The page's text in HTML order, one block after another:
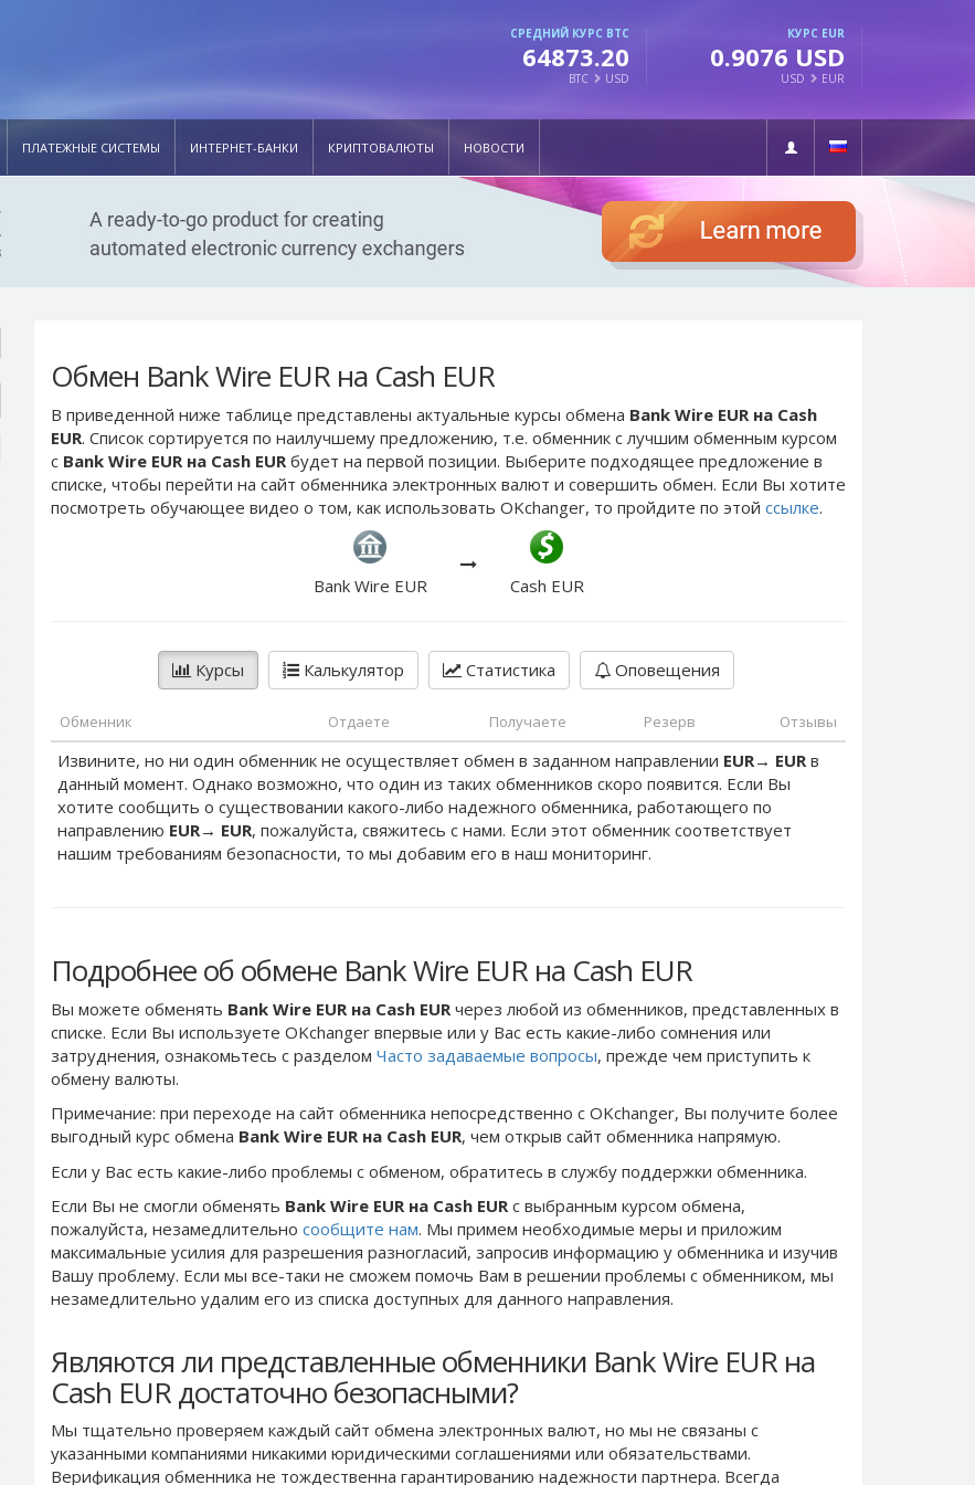
СРЕДНИЙ КУРС BTC
64873.20
BTC USD
КУРС EUR
0.9076 USD
USD EUR
ПЛАТЕЖНЫЕ СИСТЕМЫ ИНТЕРНЕТ-БАНКИ КРИПТОВАЛЮТЫ НОВОСТИ
Обмен Bank Wire EUR на Cash EUR
В приведенной ниже таблице представлены актуальные курсы обмена Bank Wire EUR на Cash
EUR. Список сортируется по наилучшему предложению, т.е. обменник с лучшим обменным курсом
с Bank Wire EUR на Cash EUR будет на первой позиции. Выберите подходящее предложение в
списке, чтобы перейти на сайт обменника электронных валют и совершить обмен. Если Вы хотите
посмотреть обучающее видео о том, как использовать OKchanger, то пройдите по этой ссылке.
Bank Wire EUR Cash EUR
Курсы Калькулятор Статистика Оповещения
Обменник Отдаете Получаете Резерв Отзывы
Извините, но ни один обменник не осуществляет обмен в заданном направлении EUR→ EURв
данный момент. Однако возможно, что один из таких обменников скоро появится. Если Вы
хотите сообщить о существовании какого-либо надежного обменника, работающего по
направлению EUR→ EUR, пожалуйста, свяжитесь с нами. Если этот обменник соответствует
нашим требованиям безопасности, то мы добавим его в наш мониторинг.
Подробнее об обмене Bank Wire EUR на Cash EUR
Вы можете обменять Bank Wire EUR на Cash EUR через любой из обменников, представленных в
списке. Если Вы используете OKchanger впервые или у Вас есть какие-либо сомнения или
затруднения, ознакомьтесь с разделом Часто задаваемые вопросы, прежде чем приступить к
обмену валюты.
Примечание: при переходе на сайт обменника непосредственно c OKchanger, Вы получите более
выгодный курс обмена Bank Wire EUR на Cash EUR, чем открыв сайт обменника напрямую.
Если у Вас есть какие-либо проблемы с обменом, обратитесь в службу поддержки обменника.
Если Вы не смогли обменять Bank Wire EUR на Cash EURс выбранным курсом обмена,
пожалуйста, незамедлительно сообщите нам. Мы примем необходимые меры и приложим
максимальные усилия для разрешения разногласий, запросив информацию у обменника и изучив
Вашу проблему. Если мы все-таки не сможем помочь Вам в решении проблемы c обменником, мы
незамедлительно удалим его из списка доступных для данного направления.
Являются ли представленные обменники Bank Wire EUR на
Cash EUR достаточно безопасными?
Мы тщательно проверяем каждый сайт обмена электронных валют, но мы не связаны c
указанными компаниями никакими юридическими соглашениями или обязательствами.
Верификация обменника не тождественна гарантированию надежности партнера. Всегда